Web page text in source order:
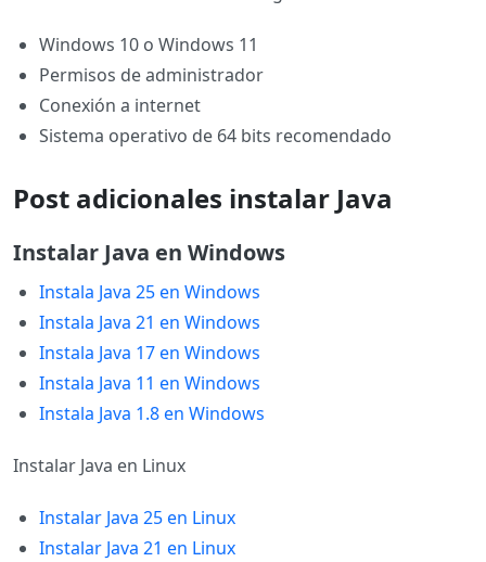
Windows 10 o Windows 11
Permisos de administrador
Conexión a internet
Sistema operativo de 64 bits recomendado
Post adicionales instalar Java
Instalar Java en Windows
Instala Java 25 en Windows
Instala Java 21 en Windows
Instala Java 17 en Windows
Instala Java 11 en Windows
Instala Java 1.8 en Windows
Instalar Java en Linux
Instalar Java 25 en Linux
Instalar Java 21 en Linux